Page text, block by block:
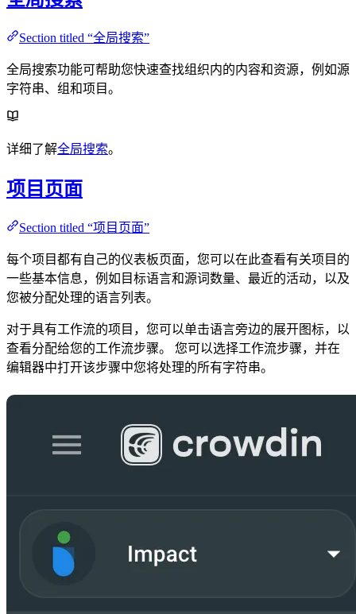
Section titled “全局搜索”
全局搜索功能可帮助您快速查找组织内的内容和资源，例如源
字符串、组和项目。
详细了解全局搜索。
项目页面
Section titled “项目页面”
每个项目都有自己的仪表板页面，您可以在此查看有关项目的
一些基本信息，例如目标语言和源词数量、最近的活动，以及
您被分配处理的语言列表。
对于具有工作流的项目，您可以单击语言旁边的展开图标，以
查看分配给您的工作流步骤。 您可以选择工作流步骤，并在
编辑器中打开该步骤中您将处理的所有字符串。